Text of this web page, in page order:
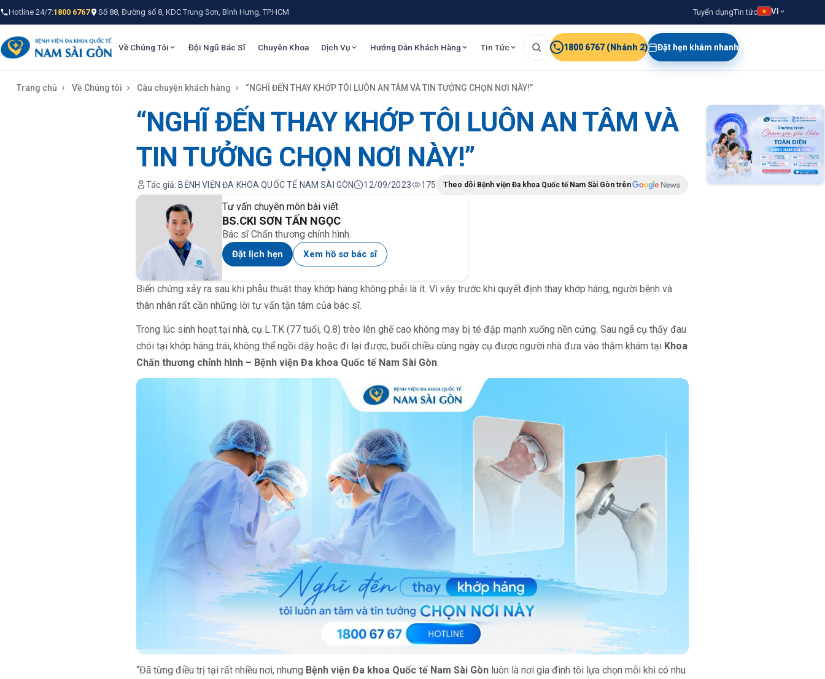
Hotline 24/7:1800 6767 Số 88, Đường số 8, KDC Trung Sơn, Bình Hưng, TP.HCM Tuyển dụngTin tức VI
Về Chúng Tôi Đội Ngũ Bác Sĩ Chuyên Khoa Dịch Vụ Hướng Dẫn Khách Hàng Tin Tức 1800 6767 (Nhánh 2) Đặt hẹn khám nhanh
Trang chủ Về Chúng tôi Câu chuyện khách hàng “NGHĨ ĐẾN THAY KHỚP TÔI LUÔN AN TÂM VÀ TIN TƯỞNG CHỌN NƠI NÀY!”
“NGHĨ ĐẾN THAY KHỚP TÔI LUÔN AN TÂM VÀ
TIN TƯỞNG CHỌN NƠI NÀY!”
Tác giả: BỆNH VIỆN ĐA KHOA QUỐC TẾ NAM SÀI GÒN 12/09/2023 175 Theo dõi Bệnh viện Đa khoa Quốc tế Nam Sài Gòn trên
Tư vấn chuyên môn bài viết
BS.CKI SƠN TẤN NGỌC
Bác sĩ Chấn thương chỉnh hình.
Đặt lịch hẹn Xem hồ sơ bác sĩ
Biến chứng xảy ra sau khi phẫu thuật thay khớp háng không phải là ít. Vì vậy trước khi quyết định thay khớp háng, người bệnh và
thân nhân rất cần những lời tư vấn tận tâm của bác sĩ.
Trong lúc sinh hoạt tại nhà, cụ L.T.K (77 tuổi, Q.8) trèo lên ghế cao không may bị té đập mạnh xuống nền cứng. Sau ngã cụ thấy đau
chói tại khớp háng trái, không thể ngồi dậy hoặc đi lại được, buổi chiều cùng ngày cụ được người nhà đưa vào thăm khám tại Khoa
Chấn thương chỉnh hình – Bệnh viện Đa khoa Quốc tế Nam Sài Gòn.
“Đã từng điều trị tại rất nhiều nơi, nhưng Bệnh viện Đa khoa Quốc tế Nam Sài Gòn luôn là nơi gia đình tôi lựa chọn mỗi khi có nhu